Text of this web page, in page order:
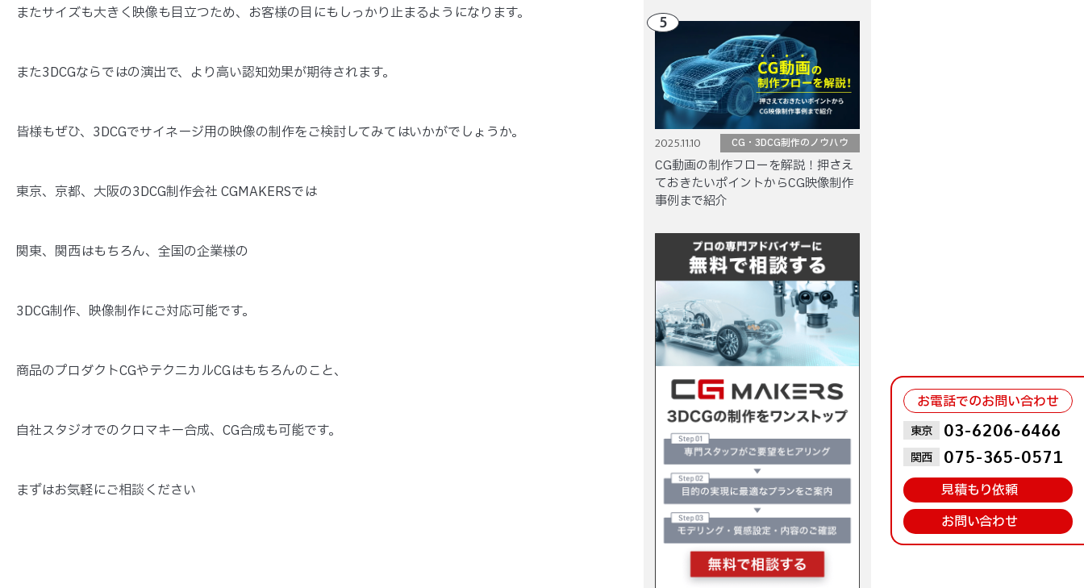
またサイズも大きく映像も目立つため、お客様の目にもしっかり止まるようになります。
また3DCGならではの演出で、より高い認知効果が期待されます。
皆様もぜひ、3DCGでサイネージ用の映像の制作をご検討してみてはいかがでしょうか。
東京、京都、大阪の3DCG制作会社 CGMAKERSでは
関東、関西はもちろん、全国の企業様の
3DCG制作、映像制作にご対応可能です。
商品のプロダクトCGやテクニカルCGはもちろんのこと、
自社スタジオでのクロマキー合成、CG合成も可能です。
まずはお気軽にご相談ください
2025.11.10 CG・3DCG制作のノウハウ
CG動画の制作フローを解説！押さえ
ておきたいポイントからCG映像制作
事例まで紹介
5
お問い合わせはこちら
お電話でのお問い合わせ
東京 03-6206-6466
関西
075-365-0571
見積もり依頼
お問い合わせ